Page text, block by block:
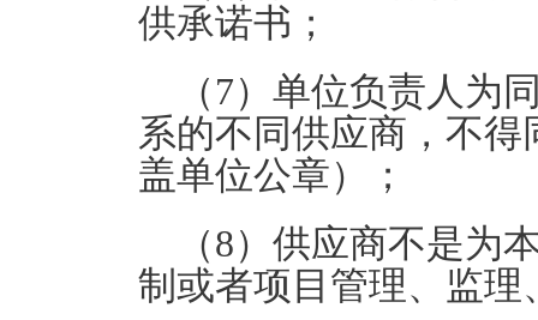
供承诺书；
（7）单位负责人为
系的不同供应商，不
盖单位公章）；
（8）供应商不是为
制或者项目管理、监